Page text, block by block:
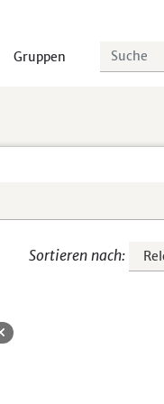
Gruppen
Sortieren nach